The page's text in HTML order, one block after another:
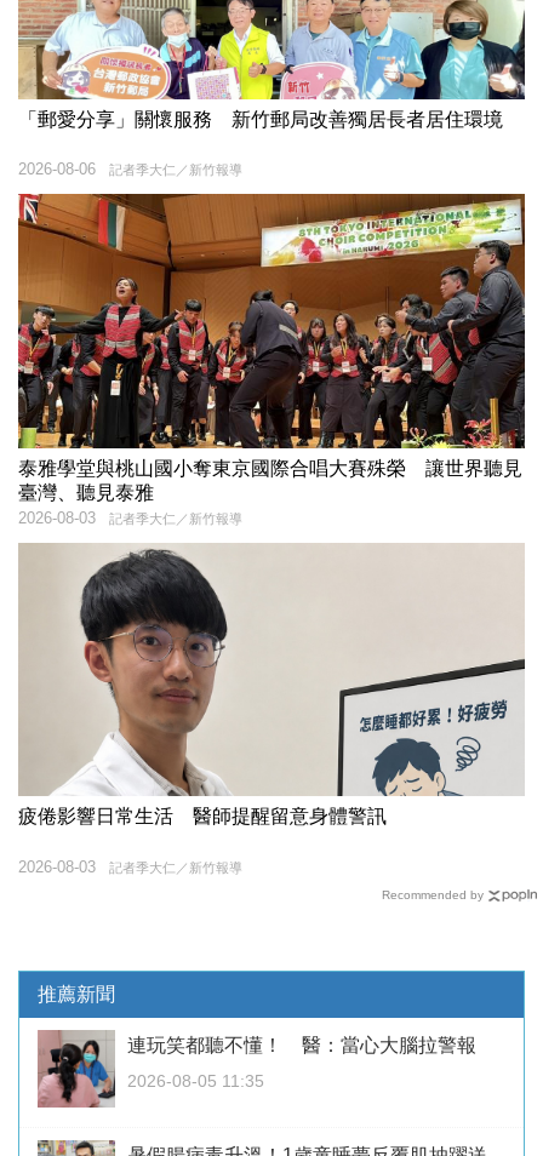
「郵愛分享」關懷服務 新竹郵局改善獨居長者居住環境
記者季大仁／新竹報導
2026-08-06
泰雅學堂與桃山國小奪東京國際合唱大賽殊榮 讓世界聽見
臺灣、聽見泰雅
記者季大仁／新竹報導
2026-08-03
疲倦影響日常生活 醫師提醒留意身體警訊
記者季大仁／新竹報導
2026-08-03
Recommended by
推薦新聞
連玩笑都聽不懂！ 醫：當心大腦拉警報
2026-08-05 11:35